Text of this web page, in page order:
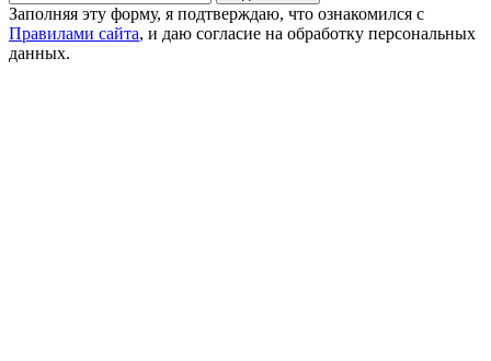
Заполняя эту форму, я подтверждаю, что ознакомился с
Правилами сайта, и даю согласие на обработку персональных
данных.